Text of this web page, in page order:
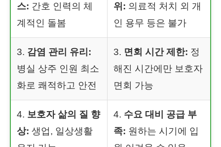
스: 간호 인력의 체
계적인 돌봄
위: 의료적 처치 외 개
인 용무 등은 불가
3. 감염 관리 유리:
병실 상주 인원 최소
화로 쾌적하고 안전
3. 면회 시간 제한: 정
해진 시간에만 보호자
면회 가능
4. 보호자 삶의 질 향
상: 생업, 일상생활
4. 수요 대비 공급 부
족: 원하는 시기에 입